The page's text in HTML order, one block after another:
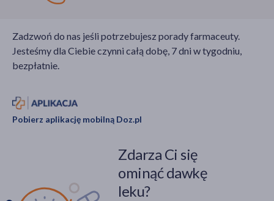
Zadzwoń do nas jeśli potrzebujesz porady farmaceuty.
Jesteśmy dla Ciebie czynni całą dobę, 7 dni w tygodniu,
bezpłatnie.
Pobierz aplikację mobilną Doz.pl
Zdarza Ci się
ominąć dawkę
leku?